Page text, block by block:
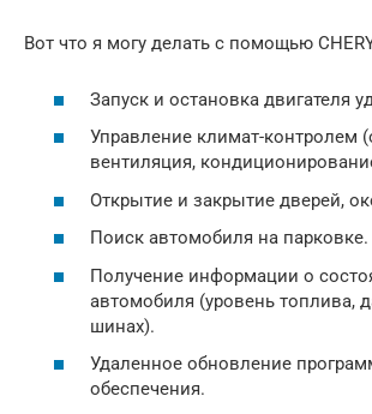
Вот что я могу делать с помощью
Запуск и остановка двигателя
Управление климат-контролем
вентиляция,
Открытие и закрытие дверей,
Поиск автомобиля на парковке.
Получение информации о
автомобиля (уровень топлива,
шинах).
Удаленное обновление
обеспечения.